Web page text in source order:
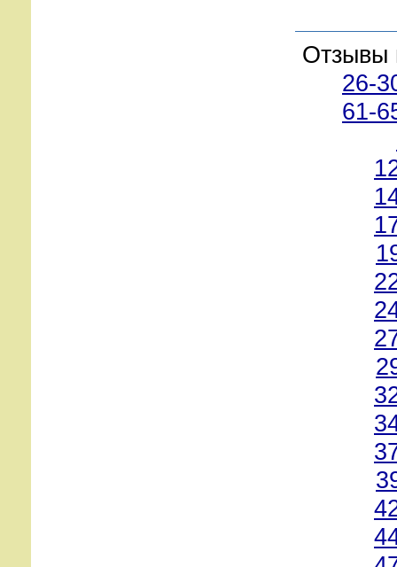
Отзывы
26-
61-